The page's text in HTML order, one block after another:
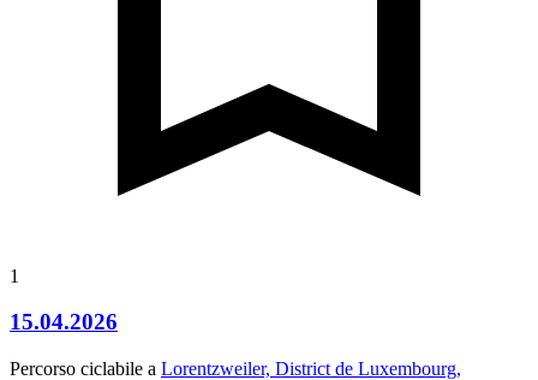
1
15.04.2026
Percorso ciclabile a Lorentzweiler, District de Luxembourg,